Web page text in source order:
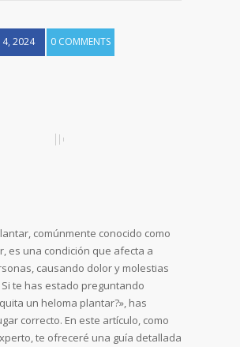
2024 0 COMMENTS
comúnmente conocido como
es una condición que afecta a
causando dolor y molestias
te has estado preguntando
un heloma plantar?», has
correcto. En este artículo, como
te ofreceré una guía detallada